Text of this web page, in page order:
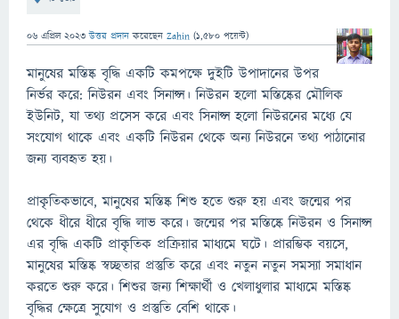
06 এপ্রিল 2023 উত্তর প্রদান করেছেন Zahin (1,580 পয়েন্ট)
মানুষের মস্তিষ্ক বৃদ্ধি একটি কমপক্ষে দুইটি উপাদানের উপর
নির্ভর করে: নিউরন এবং সিনাপ্স। নিউরন হলো মস্তিষ্কের মৌলিক
ইউনিট, যা তথ্য প্রসেস করে এবং সিনাপ্স হলো নিউরনের মধ্যে যে
সংযোগ থাকে এবং একটি নিউরন থেকে অন্য নিউরনে তথ্য পাঠানোর
জন্য ব্যবহৃত হয়।
প্রাকৃতিকভাবে, মানুষের মস্তিষ্ক শিশু হতে শুরু হয় এবং জন্মের পর
থেকে ধীরে ধীরে বৃদ্ধি লাভ করে। জন্মের পর মস্তিষ্কে নিউরন ও সিনাপ্স
এর বৃদ্ধি একটি প্রাকৃতিক প্রক্রিয়ার মাধ্যমে ঘটে। প্রারম্ভিক বয়সে,
মানুষের মস্তিষ্ক স্বচ্ছতার প্রস্তুতি করে এবং নতুন নতুন সমস্যা সমাধান
করতে শুরু করে। শিশুর জন্য শিক্ষার্থী ও খেলাধুলার মাধ্যমে মস্তিষ্ক
বৃদ্ধির ক্ষেত্রে সুযোগ ও প্রস্তুতি বেশি থাকে।